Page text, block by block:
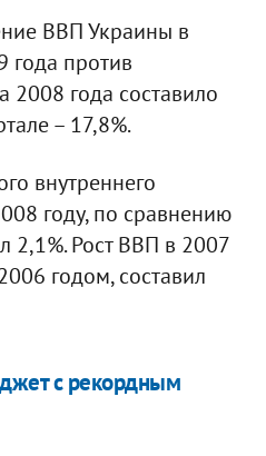
ВВП Украины в
года против
2008 года составило
– 17,8%.
внутреннего
году, по сравнению
2,1%. Рост ВВП в 2007
годом, составил
с рекордным